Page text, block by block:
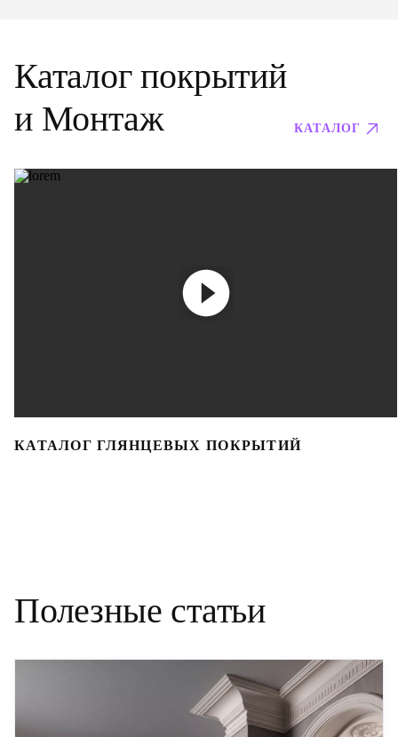
Каталог покрытий
и Монтаж
КАТАЛОГ
КАТАЛОГ ГЛЯНЦЕВЫХ ПОКРЫТИЙ
Полезные статьи